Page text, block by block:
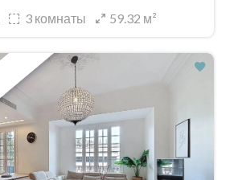
3комнаты 59.32 м²